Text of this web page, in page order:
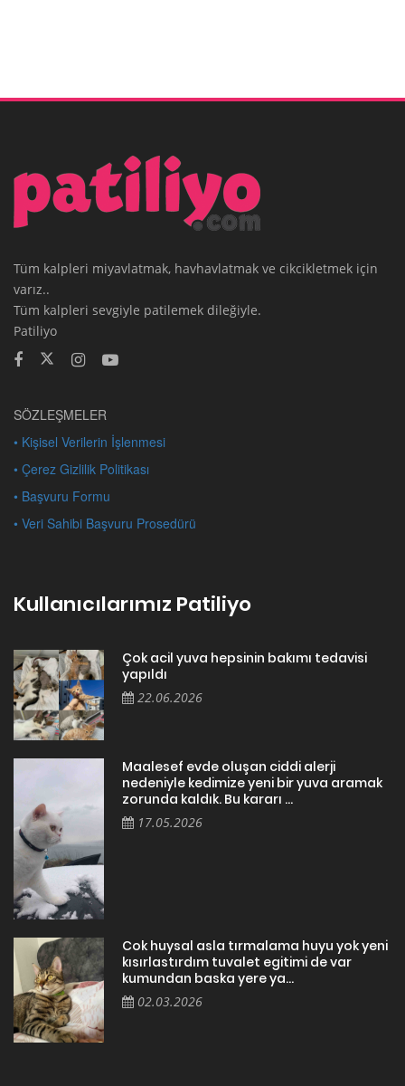
Tüm kalpleri miyavlatmak, havhavlatmak ve cikcikletmek için
varız..
Tüm kalpleri sevgiyle patilemek dileğiyle.
Patiliyo
SÖZLEŞMELER
• Kişisel Verilerin İşlenmesi
• Çerez Gizlilik Politikası
• Başvuru Formu
• Veri Sahibi Başvuru Prosedürü
Kullanıcılarımız Patiliyo
Çok acil yuva hepsinin bakımı tedavisi
yapıldı
22.06.2026
Maalesef evde oluşan ciddi alerji
nedeniyle kedimize yeni bir yuva aramak
zorunda kaldık. Bu kararı ...
17.05.2026
Cok huysal asla tırmalama huyu yok yeni
kısırlastırdım tuvalet egitimi de var
kumundan baska yere ya...
02.03.2026